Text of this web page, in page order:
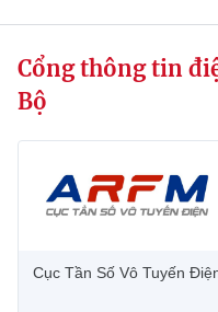
Trang chủ
Chức năng nhiệm vụ
Tin tức sự kiện
Hệ thống văn bản
Cổng thông tin
Bộ
Cục Tần Số Vô Tuyến